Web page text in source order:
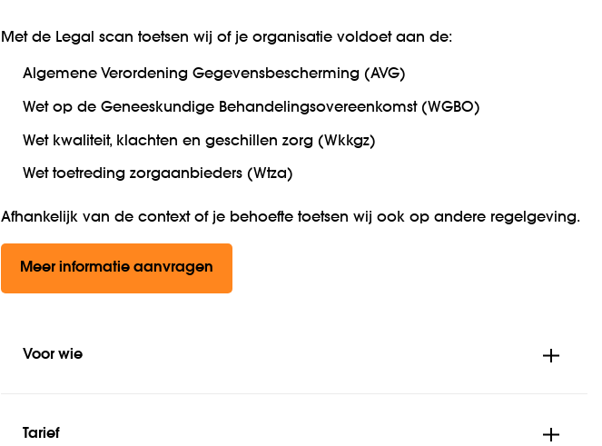
Met de Legal scan toetsen wij of je organisatie voldoet aan de:
Algemene Verordening Gegevensbescherming (AVG)
Wet op de Geneeskundige Behandelingsovereenkomst (WGBO)
Wet kwaliteit, klachten en geschillen zorg (Wkkgz)
Wet toetreding zorgaanbieders (Wtza)
Afhankelijk van de context of je behoefte toetsen wij ook op andere regelgeving.
Meer informatie aanvragen
Voor wie
Tarief